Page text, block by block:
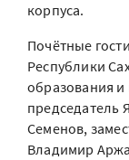
корпуса.
Почётные
Республики
образования
председатель
Семенов,
Владимир